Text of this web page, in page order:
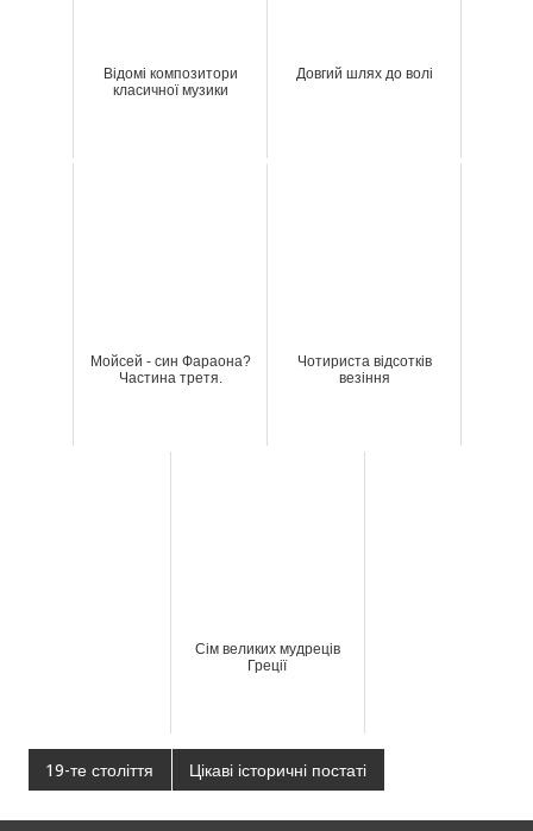
Відомі композитори
класичної музики
Довгий шлях до волі
Мойсей - син Фараона?
Частина третя.
Чотириста відсотків
везіння
Сім великих мудреців
Греції
19-те століття Цікаві історичні постаті